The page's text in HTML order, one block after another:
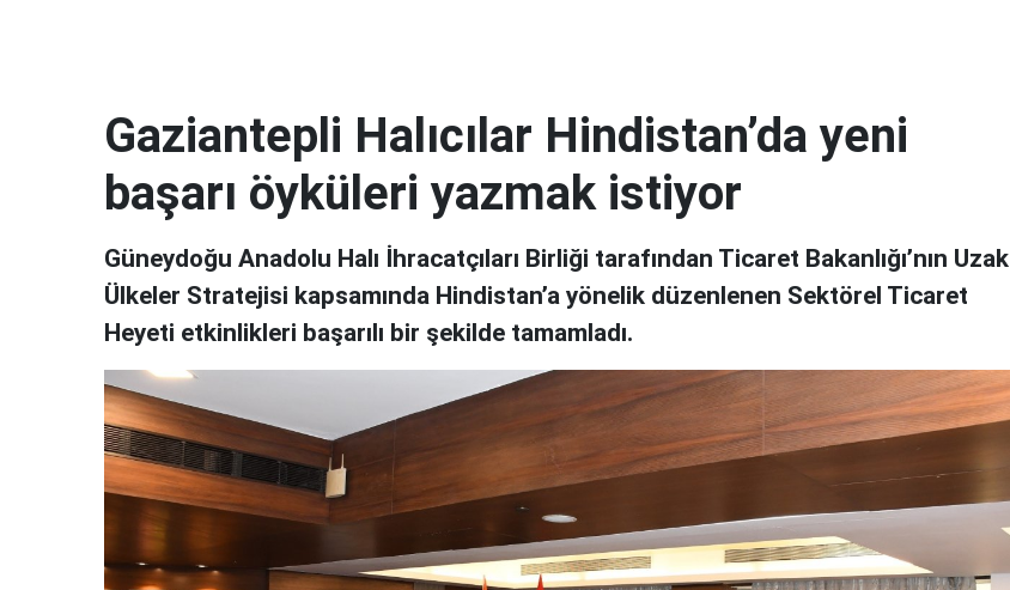
Gaziantepli Halıcılar Hindistan’da yeni
başarı öyküleri yazmak istiyor
Güneydoğu Anadolu Halı İhracatçıları Birliği tarafından Ticaret Bakanlığı’nın Uzak
Ülkeler Stratejisi kapsamında Hindistan’a yönelik düzenlenen Sektörel Ticaret
Heyeti etkinlikleri başarılı bir şekilde tamamladı.